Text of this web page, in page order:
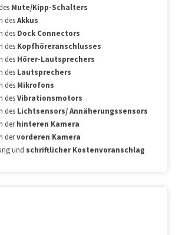
Mute/Kipp-Schalters
desAkkus
des Dock Connectors
des Kopfhöreranschlusses
des Hörer-Lautsprechers
des Lautsprechers
des Mikrofons
desVibrationsmotors
des Lichtsensors/ Annäherungssensors
derhinteren Kamera
dervorderen Kamera
und schriftlicher Kostenvoranschlag